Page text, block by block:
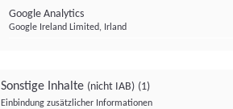
Google Analytics
Google Ireland Limited, Irland
Sonstige Inhalte (nicht IAB) (1)
Einbindung zusätzlicher Informationen